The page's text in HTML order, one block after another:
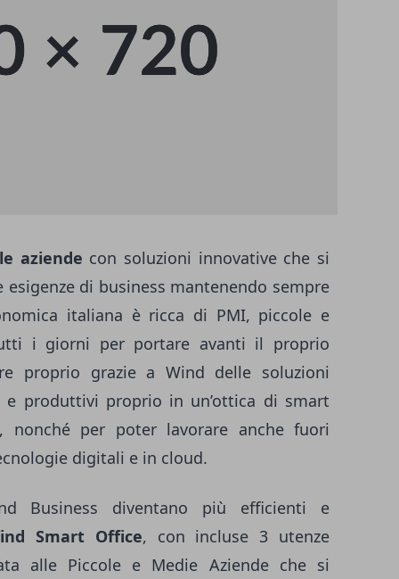
aziende con soluzioni innovative che si
di business mantenendo sempre
italiana è ricca di PMI, piccole e
i giorni per portare avanti il proprio
proprio grazie a Wind delle soluzioni
produttivi proprio in un’ottica di smart
nonché per poter lavorare anche fuori
digitali e in cloud.
Business diventano più efficienti e
Smart Office, con incluse 3 utenze
alle Piccole e Medie Aziende che si